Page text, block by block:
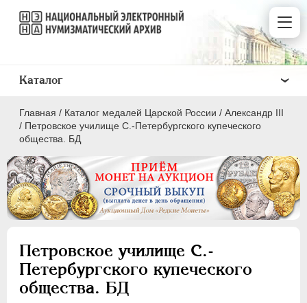
Главная / Каталог медалей Царской России / Александр III
/ Петровское училище С.-Петербургского купеческого
общества. БД
Петровское училище С.-
Петербургского купеческого
общества. БД
Каталог
ВСЕ
ПEТР I 1699-1725
ПЕТР II 1727-1729
АННА ИОАННОВНА 1730-1740
ИОАНН АНТОНОВИЧ